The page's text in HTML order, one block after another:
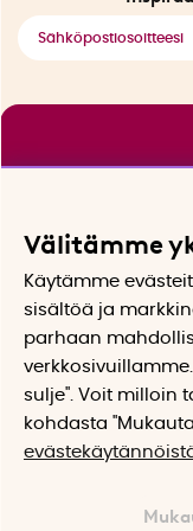
Välitämme
Käytämme
sisältöä ja
parhaan
sulje". Voit milloin
kohdasta